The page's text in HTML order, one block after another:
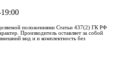
положениями Статьи 437(2) ГК РФ
Производитель оставляет за собой
вид и и комплектность без